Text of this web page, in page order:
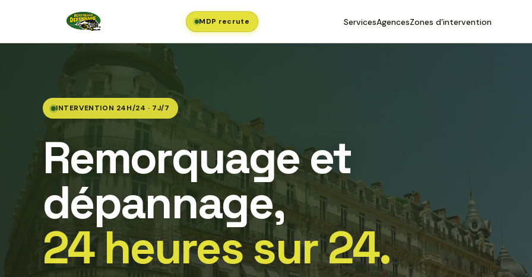
MDP recrute ServicesAgencesZones d’intervention
INTERVENTION 24H/24 · 7J/7
Remorquage et
dépannage,
24 heures sur 24.